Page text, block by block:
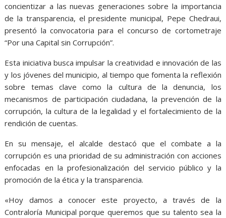
concientizar a las nuevas generaciones sobre la importancia
de la transparencia, el presidente municipal, Pepe Chedraui,
presentó la convocatoria para el concurso de cortometraje
“Por una Capital sin Corrupción”.
Esta iniciativa busca impulsar la creatividad e innovación de las
y los jóvenes del municipio, al tiempo que fomenta la reflexión
sobre temas clave como la cultura de la denuncia, los
mecanismos de participación ciudadana, la prevención de la
corrupción, la cultura de la legalidad y el fortalecimiento de la
rendición de cuentas.
En su mensaje, el alcalde destacó que el combate a la
corrupción es una prioridad de su administración con acciones
enfocadas en la profesionalización del servicio público y la
promoción de la ética y la transparencia.
«Hoy damos a conocer este proyecto, a través de la
Contraloría Municipal porque queremos que su talento sea la